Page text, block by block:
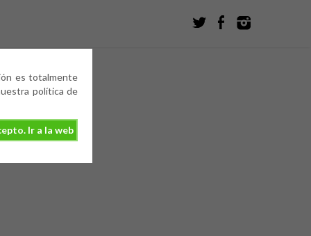
es totalmente
política de
Ir a la web